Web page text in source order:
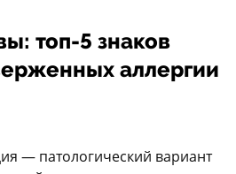
топ-5 знаков
аллергии
— патологический вариант